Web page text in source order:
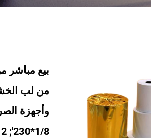
بيع مباشر
1/8*230'; 2 1/4*50